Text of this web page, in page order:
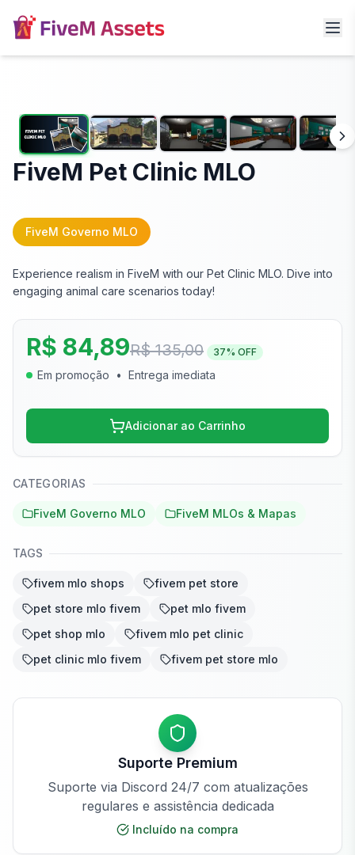
FiveM Pet Clinic MLO
FiveM Governo MLO
Experience realism in FiveM with our Pet Clinic MLO. Dive into
engaging animal care scenarios today!
R$ 84,89R$ 135,00 37% OFF
Em promoção • Entrega imediata
Adicionar ao Carrinho
CATEGORIAS
FiveM Governo MLO FiveM MLOs & Mapas
TAGS
fivem mlo shops
fivem pet store
pet store mlo fivem
pet mlo fivem
pet shop mlo
fivem mlo pet clinic
pet clinic mlo fivem
fivem pet store mlo
Suporte Premium
Suporte via Discord 24/7 com atualizações
regulares e assistência dedicada
Incluído na compra